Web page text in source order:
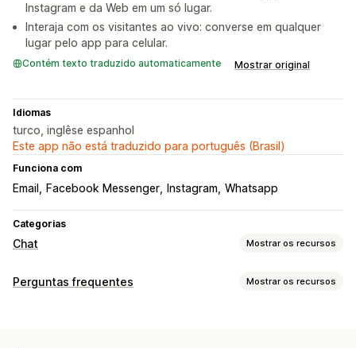
Instagram e da Web em um só lugar.
Interaja com os visitantes ao vivo: converse em qualquer
lugar pelo app para celular.
Contém texto traduzido automaticamente Mostrar original
Idiomas
turco, inglêse espanhol
Este app não está traduzido para português (Brasil)
Funciona com
Email Facebook Messenger Instagram Whatsapp
Categorias
Chat Mostrar os recursos
Mensagens em tempo real
Perguntas frequentes Mostrar os recursos